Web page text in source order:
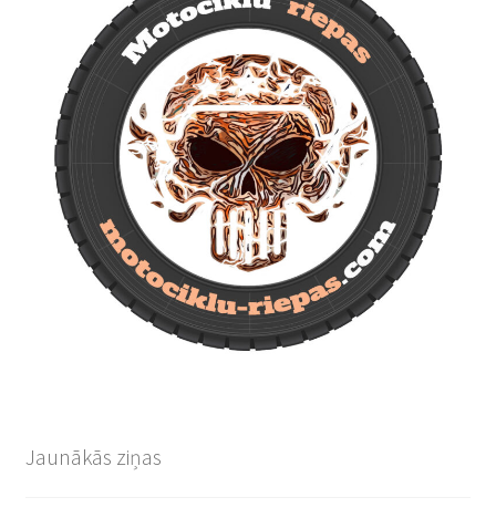
Jaunākās ziņas